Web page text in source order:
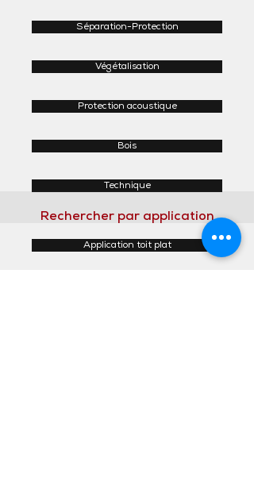
Séparation-Protection
Végétalisation
Protection acoustique
Bois
Technique
Rechercher par application
Application toit plat